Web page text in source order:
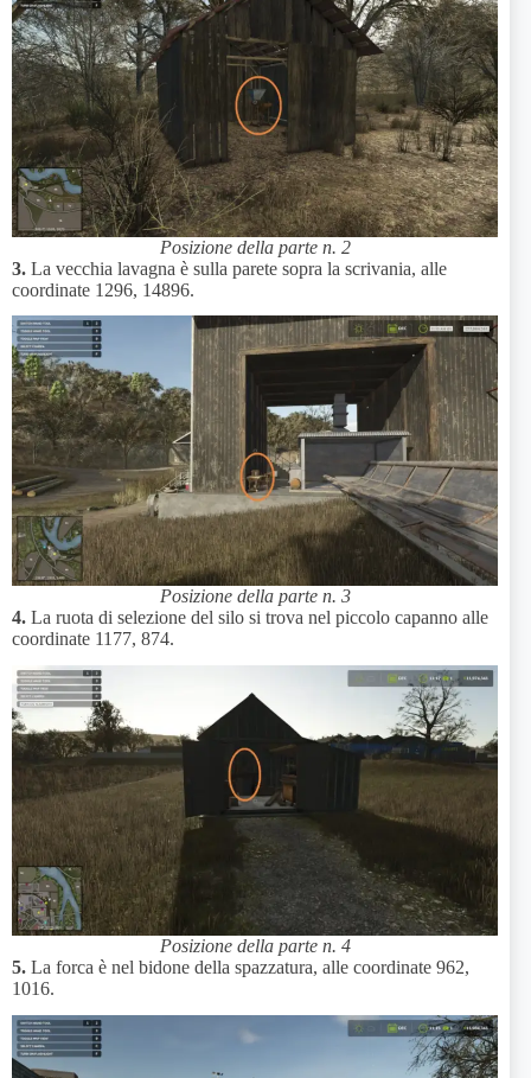
Posizione della parte n. 2
3. La vecchia lavagna è sulla parete sopra la scrivania, alle
coordinate 1296, 14896.
Posizione della parte n. 3
4. La ruota di selezione del silo si trova nel piccolo capanno alle
coordinate 1177, 874.
Posizione della parte n. 4
5. La forca è nel bidone della spazzatura, alle coordinate 962,
1016.